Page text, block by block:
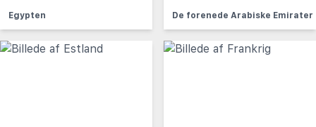
Egypten De forenede Arabiske Emirater